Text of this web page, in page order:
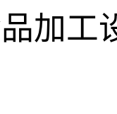
加工